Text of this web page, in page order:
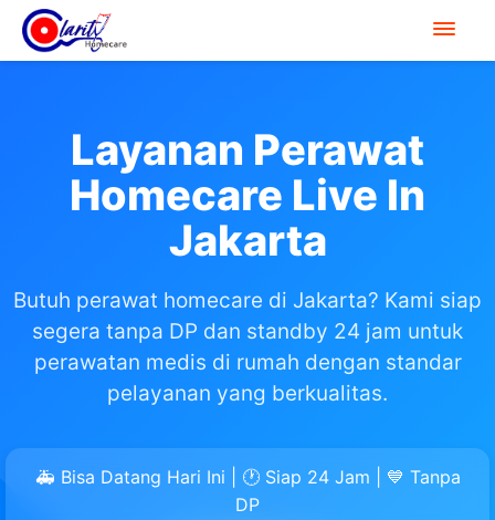
Layanan Perawat
Homecare Live In
Jakarta
Butuh perawat homecare di Jakarta? Kami siap
segera tanpa DP dan standby 24 jam untuk
perawatan medis di rumah dengan standar
pelayanan yang berkualitas.
🚑 Bisa Datang Hari Ini | 🕐 Siap 24 Jam | 💙 Tanpa
DP